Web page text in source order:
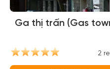
Ga thị trấn (Gas
2